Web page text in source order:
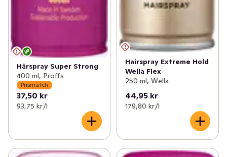
Hårspray Super Strong
400 ml, Proffs
Prismatch
37,50 kr
93,75 kr /l
Hairspray Extreme Hold
Wella Flex
250 ml, Wella
44,95 kr
179,80 kr /l